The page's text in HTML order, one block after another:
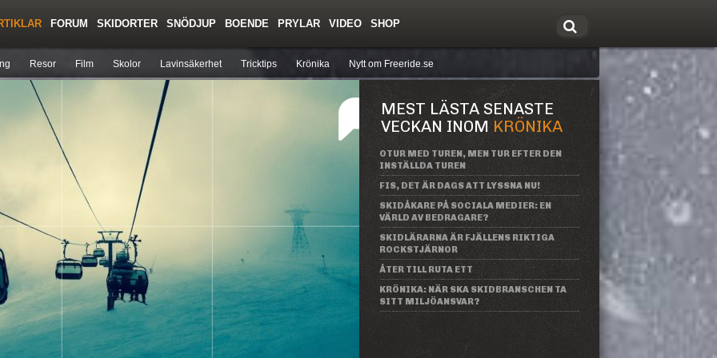
Resor Film Skolor Lavinsäkerhet Tricktips Krönika Nytt om Freeride.se
FORUM SKIDORTER SNÖDJUP BOENDE PRYLAR VIDEO SHOP
MEST LÄSTA SENASTE
VECKAN INOM KRÖNIKA
OTUR MED TUREN, MEN TUR EFTER DEN
INSTÄLLDA TUREN
FIS, DET ÄR DAGS ATT LYSSNA NU!
SKIDÅKARE PÅ SOCIALA MEDIER: EN
VÄRLD AV BEDRAGARE?
SKIDLÄRARNA ÄR FJÄLLENS RIKTIGA
ROCKSTJÄRNOR
ÅTER TILL RUTA ETT
KRÖNIKA: NÄR SKA SKIDBRANSCHEN TA
SITT MILJÖANSVAR?